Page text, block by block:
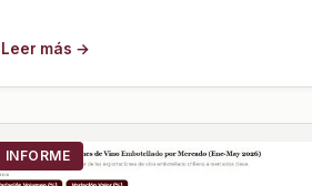
Leer más →
INFORME